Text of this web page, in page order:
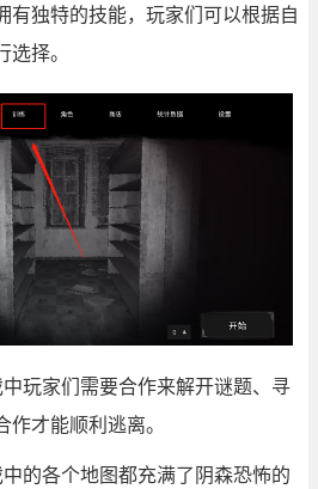
有独特的技能，玩家们可以根据自
择。
玩家们需要合作来解开谜题、寻
才能顺利逃离。
的各个地图都充满了阴森恐怖的